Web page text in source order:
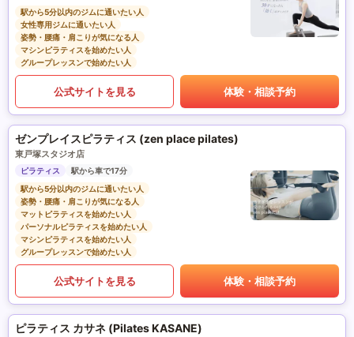
駅から5分以内のジムに通いたい人
女性専用ジムに通いたい人
姿勢・腰痛・肩こりが気になる人
マシンピラティスを始めたい人
グループレッスンで始めたい人
公式サイトを見る 体験・相談予約
ゼンプレイスピラティス (zen place pilates)
東戸塚スタジオ店
ピラティス
駅から車で17分
駅から5分以内のジムに通いたい人
姿勢・腰痛・肩こりが気になる人
マットピラティスを始めたい人
パーソナルピラティスを始めたい人
マシンピラティスを始めたい人
グループレッスンで始めたい人
公式サイトを見る 体験・相談予約
ピラティス カサネ (Pilates KASANE)